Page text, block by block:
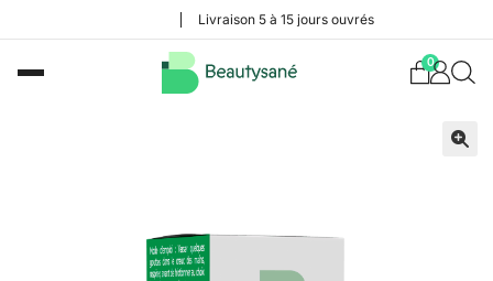
Livraison 5 à 15 jours ouvrés
0